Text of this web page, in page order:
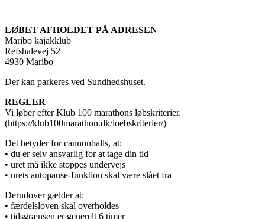
LØBET AFHOLDET PÅ ADRESEN
Maribo kajakklub
Refshalevej 52
4930 Maribo
Der kan parkeres ved Sundhedshuset.
REGLER
Vi løber efter Klub 100 marathons løbskriterier.
(https://klub100marathon.dk/loebskriterier/)
Det betyder for cannonballs, at:
• du er selv ansvarlig for at tage din tid
• uret må ikke stoppes undervejs
• urets autopause-funktion skal være slået fra
Derudover gælder at:
• færdelsloven skal overholdes
• tidsgrænsen er generelt 6 timer